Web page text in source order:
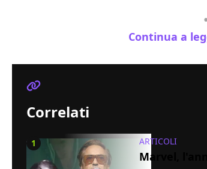
Continua a
Correlati
1 ARTICOLI
Marvel,